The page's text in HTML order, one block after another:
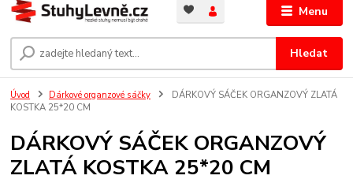
Menu
Hledat
Úvod Dárkové organzové sáčky
DÁRKOVÝ SÁČEK ORGANZOVÝ ZLATÁ
KOSTKA 25*20 CM
DÁRKOVÝ SÁČEK ORGANZOVÝ
ZLATÁ KOSTKA 25*20 CM